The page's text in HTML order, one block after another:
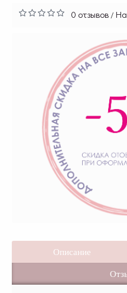
0 отзывов/
Описание